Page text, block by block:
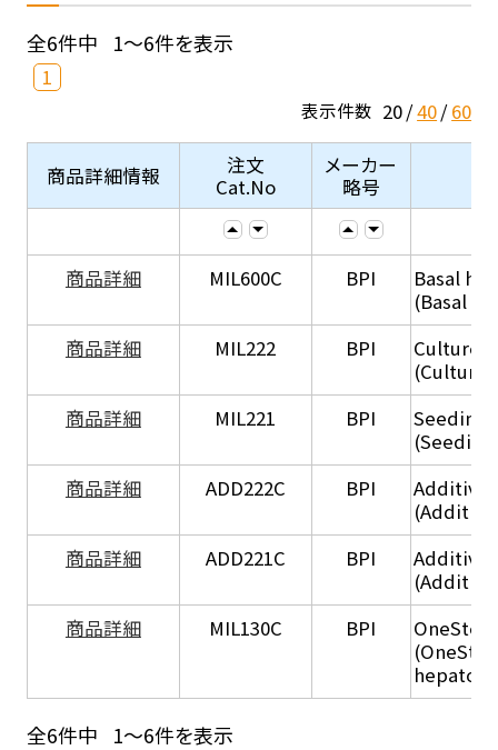
全6件中 1～6件を表示
1
表示件数 20 40 60
商品詳細情報
注文
Cat.No
メーカー
略号
商品詳細 MIL600C BPI
Basal
(Basal
商品詳細
MIL222 BPI
Culture
(Culture
商品詳細
MIL221 BPI
Seeding
商品詳細
ADD222C BPI
商品詳細
ADD221C BPI
商品詳細
MIL130C BPI
全6件中 1～6件を表示